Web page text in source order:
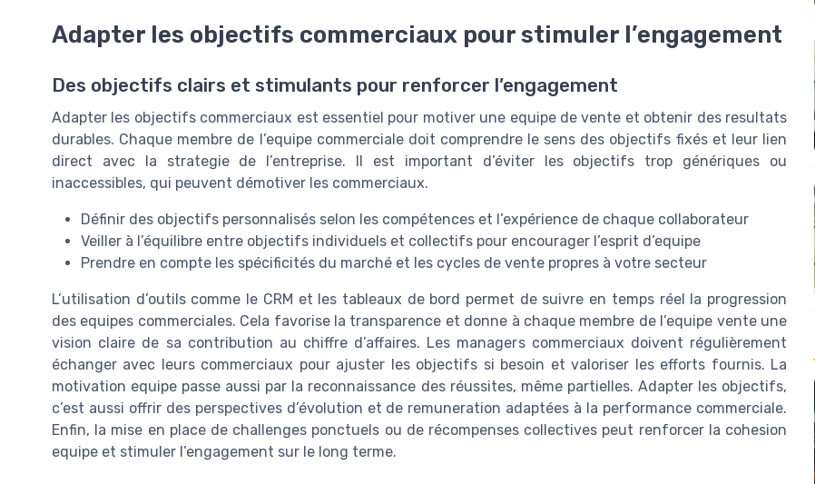
Adapter les objectifs commerciaux pour stimuler l’engagement
Des objectifs clairs et stimulants pour renforcer l’engagement
Adapter les objectifs commerciaux est essentiel pour motiver une equipe de vente et obtenir des resultats
durables. Chaque membre de l’equipe commerciale doit comprendre le sens des objectifs fixés et leur lien
direct avec la strategie de l’entreprise. Il est important d’éviter les objectifs trop génériques ou
inaccessibles, qui peuvent démotiver les commerciaux.
Définir des objectifs personnalisés selon les compétences et l’expérience de chaque collaborateur
Veiller à l’équilibre entre objectifs individuels et collectifs pour encourager l’esprit d’equipe
Prendre en compte les spécificités du marché et les cycles de vente propres à votre secteur
L’utilisation d’outils comme le CRM et les tableaux de bord permet de suivre en temps réel la progression
des equipes commerciales. Cela favorise la transparence et donne à chaque membre de l’equipe vente une
vision claire de sa contribution au chiffre d’affaires. Les managers commerciaux doivent régulièrement
échanger avec leurs commerciaux pour ajuster les objectifs si besoin et valoriser les efforts fournis. La
motivation equipe passe aussi par la reconnaissance des réussites, même partielles. Adapter les objectifs,
c’est aussi offrir des perspectives d’évolution et de remuneration adaptées à la performance commerciale.
Enfin, la mise en place de challenges ponctuels ou de récompenses collectives peut renforcer la cohesion
equipe et stimuler l’engagement sur le long terme.